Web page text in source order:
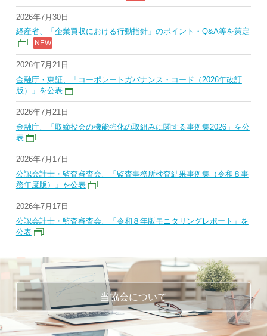
2026年7月30日
経産省、「企業買収における行動指針」のポイント・Q&A等を策定
2026年7月21日
金融庁・東証、「コーポレートガバナンス・コード（2026年改訂
版）」を公表
2026年7月21日
金融庁、「取締役会の機能強化の取組みに関する事例集2026」を公
表
2026年7月17日
公認会計士・監査審査会、「監査事務所検査結果事例集（令和８事
務年度版）」を公表
2026年7月17日
公認会計士・監査審査会、「令和８年版モニタリングレポート」を
公表
当協会について